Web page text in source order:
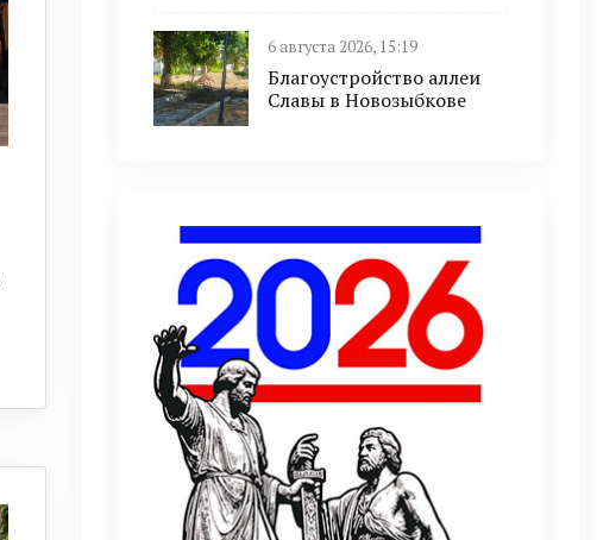
6 августа 2026, 15:19
Благоустройство аллеи
Славы в Новозыбкове